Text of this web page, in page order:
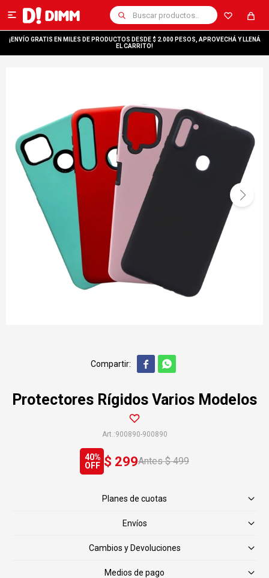

¡ENVÍO GRATIS EN MILES DE PRODUCTOS DESDE $ 2.000 PESOS, APROVECHÁ Y LLENÁ
EL CARRITO!
 
Protectores Rígidos Varios Modelos
900890-900890
$ 299 $ 499
40
Planes de cuotas
Envíos
Cambios y Devoluciones
Medios de pago